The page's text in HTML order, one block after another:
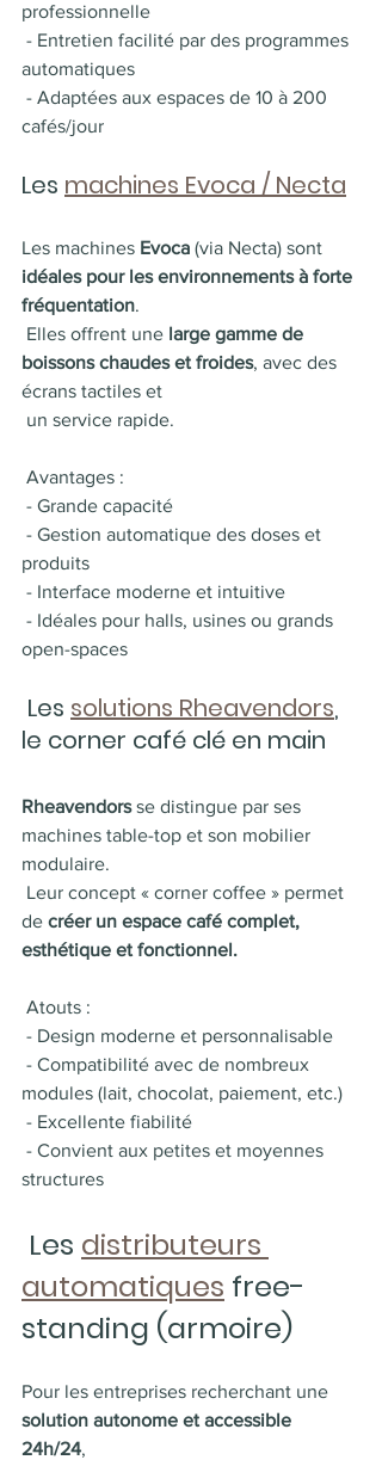
professionnelle
automatiques
cafés/jour
Les machines Evoca / Necta
Les machines Evoca (via Necta) sont
idéales pour les environnements à forte
fréquentation.
Elles offrent une large gamme de
boissons chaudes et froides, avec des
écrans tactiles et
un service rapide.
Avantages :
- Grande capacité
produits
- Interface moderne et intuitive
open-spaces
Les solutions Rheavendors,
le corner café clé en main
Rheavendors se distingue par ses
machines table-top et son mobilier
modulaire.
de créer un espace café complet,
esthétique et fonctionnel.
Atouts :
- Design moderne et personnalisable
modules (lait, chocolat, paiement, etc.)
- Excellente fiabilité
structures
Les distributeurs
automatiques free-
standing (armoire)
Pour les entreprises recherchant une
solution autonome et accessible
24h/24,